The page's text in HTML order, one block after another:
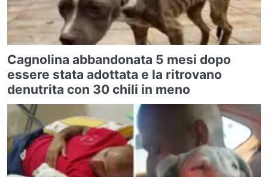
Cagnolina abbandonata 5 mesi dopo
essere stata adottata e la ritrovano
denutrita con 30 chili in meno